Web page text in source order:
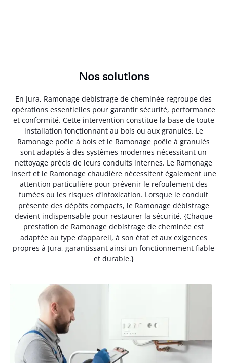
Nos solutions
En Jura, Ramonage debistrage de cheminée regroupe des
opérations essentielles pour garantir sécurité, performance
et conformité. Cette intervention constitue la base de toute
installation fonctionnant au bois ou aux granulés. Le
Ramonage poêle à bois et le Ramonage poêle à granulés
sont adaptés à des systèmes modernes nécessitant un
nettoyage précis de leurs conduits internes. Le Ramonage
insert et le Ramonage chaudière nécessitent également une
attention particulière pour prévenir le refoulement des
fumées ou les risques d’intoxication. Lorsque le conduit
présente des dépôts compacts, le Ramonage débistrage
devient indispensable pour restaurer la sécurité. {Chaque
prestation de Ramonage debistrage de cheminée est
adaptée au type d’appareil, à son état et aux exigences
propres à Jura, garantissant ainsi un fonctionnement fiable
et durable.}